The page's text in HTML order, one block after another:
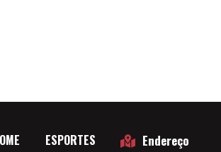
ESPORTES
Endereço